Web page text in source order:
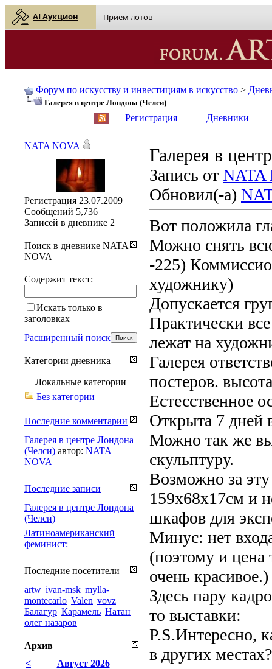
AI Аукцион Прием лотов
Форум по искусству и инвестициям в искусство >
Галерея в центре Лондона (Челси)
Регистрация Дневники
Галерея в
Запись от NATA
Обновил(-а)
Вот положила
Можно снять
-225)
художнику)
Допускается
Практически
лежат на
Галерея
постеров.
Естесственное
Открыта 7 дней
Можно так же
скульптуру.
Возможно за
159х68х17см и
шкафов для
Минус: нет
(поэтому и цена
очень красивое.)
Здесь пару
то выставки:
P.S.Интересно,
в других местах?
NATA NOVA
Регистрация 23.07.2009
Сообщений 5,736
Записей в дневнике 2
Поиск в дневнике NATA
NOVA
Содержит текст:
Искать только в
заголовках
Расширенный поиск
Категории дневника
Локальные категории
Без категории
Последние комментарии
Галерея в центре Лондона
(Челси) автор: NATA
NOVA
Последние записи
Галерея в центре Лондона
(Челси)
Латиноамериканский
феминист:
Последние посетители
artw ivan-msk mylla-
montecarlo Valen vovz
Балагур Карамель Натан
олег назаров
Архив
<
Август 2026